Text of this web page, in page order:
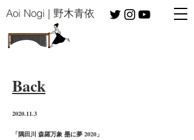
​Aoi Nogi | 野木青依
​Back
​2020.11.3
​「隅田川 森羅万象 墨に夢 2020」